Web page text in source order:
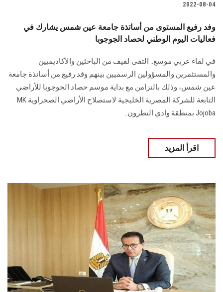
2022-08-04
وفد رفيع المستوى من أساتذة جامعة عين شمس يشارك في
فعاليات اليوم الوطني لحصاد الجوجوبا
في لقاء عربي موسع.. التقى لفيف من الباحثين والأكاديميين
والمستثمرين والمسؤولين الرسميين بينهم وفد رفيع من أساتذة جامعة
عين شمس، وذلك بالتزامن مع بداية موسم حصاد الجوجوبا للأراضي
التابعة للشركة المصرية الخليجية لاستصلاح الأراضي الصحراوية MK
Jojoba بمنطقة وادي النطرون..
اقرأ المزيد